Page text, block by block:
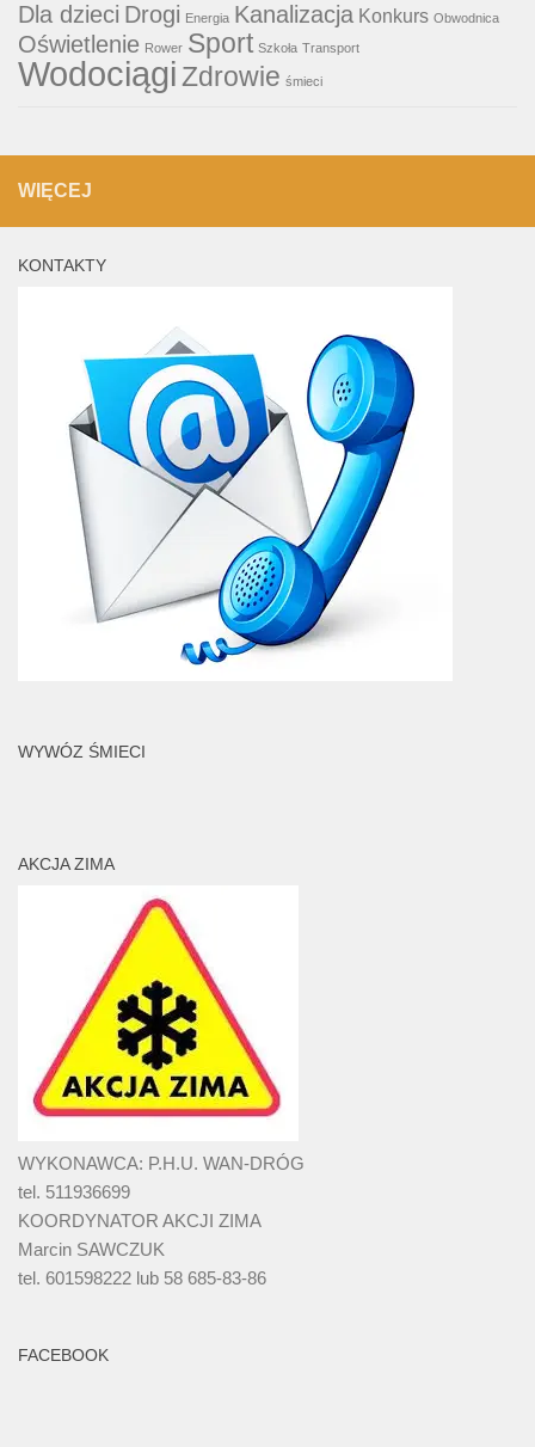
Dla dzieci Drogi Energia Kanalizacja Konkurs Obwodnica
Oświetlenie Rower Sport Szkoła Transport
WodociągiZdrowie śmieci
WIĘCEJ
KONTAKTY
WYWÓZ ŚMIECI
AKCJA ZIMA
WYKONAWCA: P.H.U. WAN-DRÓG
tel. 511936699
KOORDYNATOR AKCJI ZIMA
Marcin SAWCZUK
tel. 601598222 lub 58 685-83-86
FACEBOOK